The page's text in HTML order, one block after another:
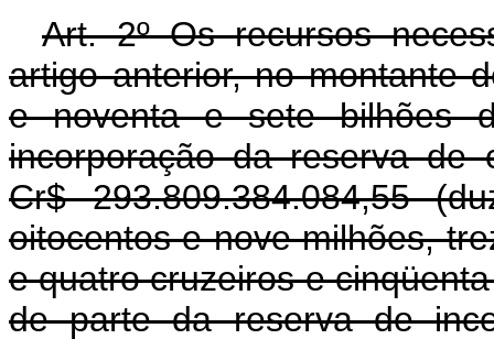
Art. 2º Os recursos
artigo anterior, no montante
e noventa e sete bilhões
incorporação da reserva de
Cr$ 293.809.384.084,55
oitocentos e nove milhões,
e quatro cruzeiros e
de parte da reserva de